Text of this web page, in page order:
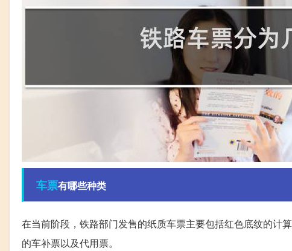
车票有哪些种类
在当前阶段，铁路部门发售的纸质车票主要包括红色底纹的计
的车补票以及代用票。